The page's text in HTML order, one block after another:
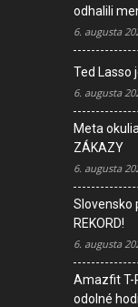
odhalili
6. augusta
Ted Lasso
6. augusta
Meta
ZÁKAZY
6. augusta
Slovensko
REKORD!
6. augusta
Amazfit T-
odolné